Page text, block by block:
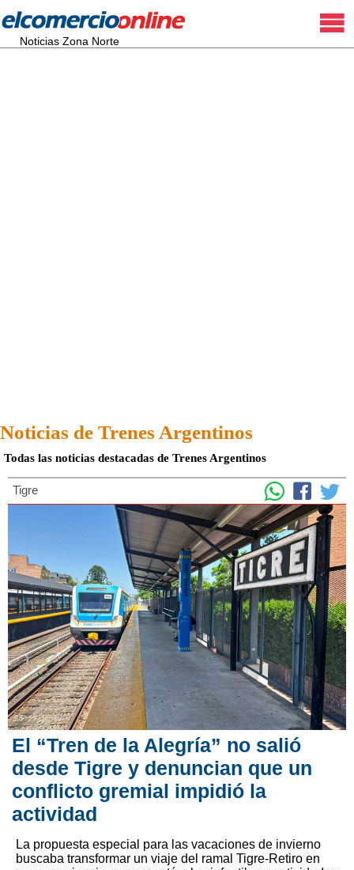
Noticias Zona Norte
Noticias de Trenes Argentinos
Todas las noticias destacadas de Trenes Argentinos
Tigre
El “Tren de la Alegría” no salió
desde Tigre y denuncian que un
conflicto gremial impidió la
actividad
La propuesta especial para las vacaciones de invierno
buscaba transformar un viaje del ramal Tigre-Retiro en